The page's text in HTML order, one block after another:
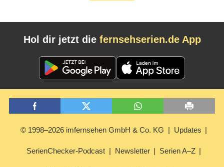
Hol dir jetzt die fernsehserien.de App
© 1998–2026 imfernsehen GmbH & Co. KG Updates
SerienChecker-Podcast Newsletter Serien A–Z